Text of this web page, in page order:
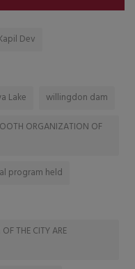
Dev
Lake
willingdon dam
ORGANIZATION OF
program held
THE CITY ARE